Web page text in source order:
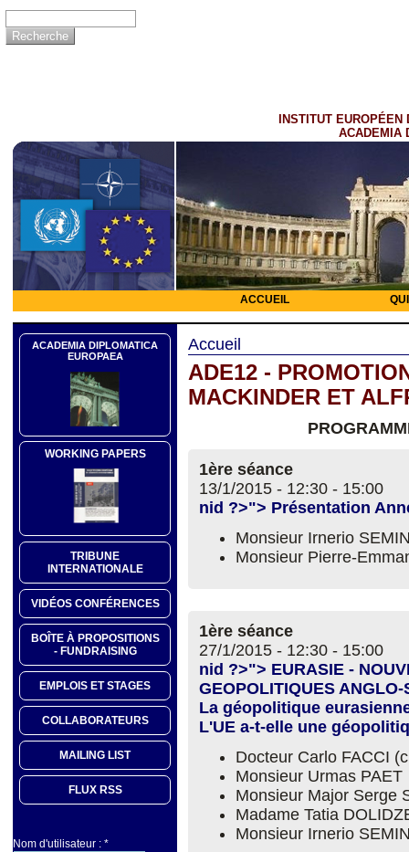
INSTITUT EUROPÉEN
ACADEMIA
ACCUEIL
ACADEMIA DIPLOMATICA
EUROPAEA
WORKING PAPERS
TRIBUNE
INTERNATIONALE
VIDÉOS CONFÉRENCES
BOÎTE À PROPOSITIONS
- FUNDRAISING
EMPLOIS ET STAGES
COLLABORATEURS
MAILING LIST
FLUX RSS
Nom d'utilisateur : *
Accueil
ADE12 -
MACKINDER ET
1ère séance
13/1/2015 - 12:30 - 15:00
nid ?>"> Présentation
Monsieur Irnerio
Monsieur Pierre-
1ère séance
27/1/2015 - 12:30 - 15:00
nid ?>"> EURASIE -
GEOPOLITIQUES ANGLO-
La géopolitique
L'UE a-t-elle une
Docteur Carlo FACCI
Monsieur Urmas PAET
Monsieur Major Serge
Madame Tatia
Monsieur Irnerio